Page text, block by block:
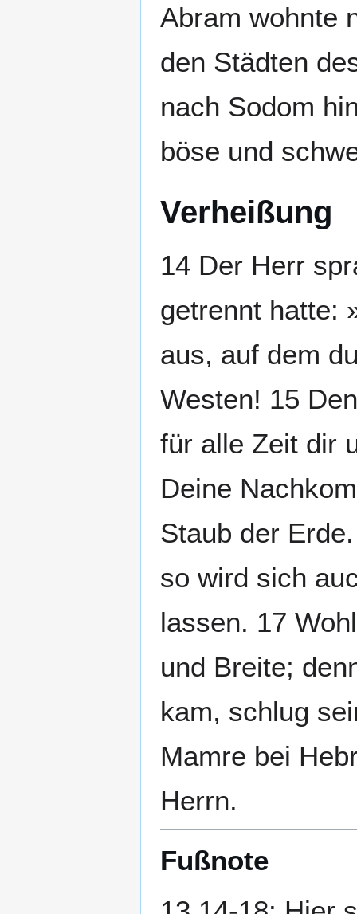
Abram wohnte
den Städten
nach Sodom
böse und
Verheißung
14 Der Herr
getrennt hatte:
aus, auf dem
Westen! 15
für alle Zeit dir
Deine
Staub der
so wird sich
lassen. 17
und Breite;
kam, schlug
Mamre bei
Herrn.
Fußnote